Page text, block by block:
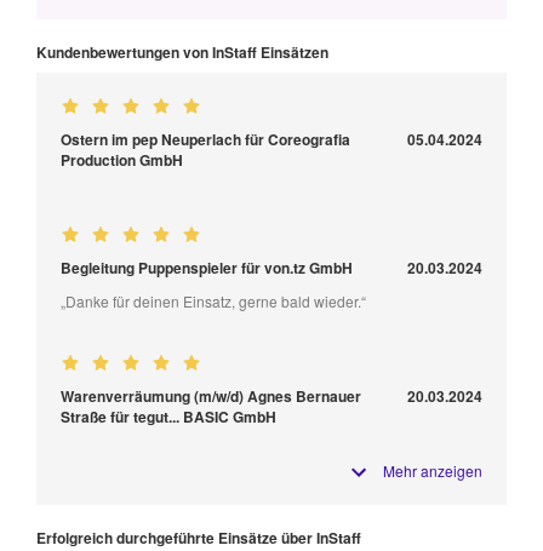
Kundenbewertungen von InStaff Einsätzen
Ostern im pep Neuperlach für Coreografia
Production GmbH
05.04.2024
Begleitung Puppenspieler für von.tz GmbH 20.03.2024
„Danke für deinen Einsatz, gerne bald wieder.“
Warenverräumung (m/w/d) Agnes Bernauer
Straße für tegut... BASIC GmbH
20.03.2024
Mehr anzeigen
Erfolgreich durchgeführte Einsätze über InStaff